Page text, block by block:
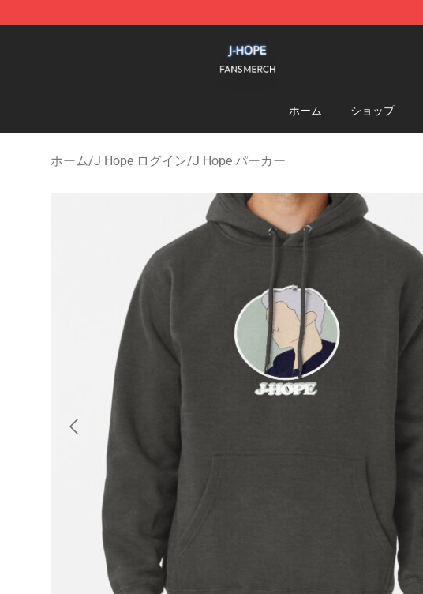
ホーム ショップ
ホーム/J Hope ログイン/J Hope パーカー